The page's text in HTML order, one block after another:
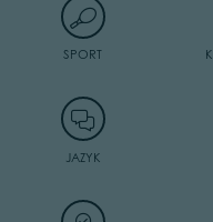
SPORT
JAZYK